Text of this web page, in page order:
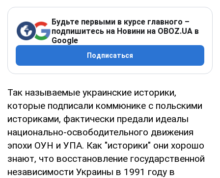
Будьте первыми в курсе главного –
подпишитесь на Новини на OBOZ.UA в
Google
Подписаться
Так называемые украинские историки,
которые подписали коммюнике с польскими
историками, фактически предали идеалы
национально-освободительного движения
эпохи ОУН и УПА. Как "историки" они хорошо
знают, что восстановление государственной
независимости Украины в 1991 году в